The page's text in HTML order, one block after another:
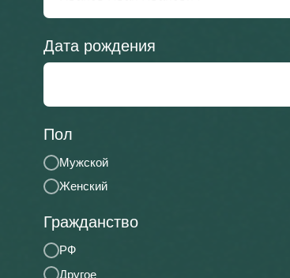
Дата рождения
Пол
Мужской
Женский
Гражданство
РФ
Другое